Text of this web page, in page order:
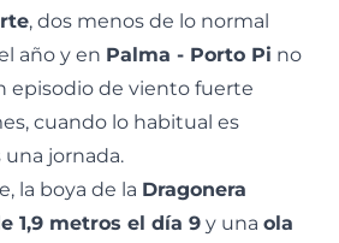
, dos menos de lo normal
año y en Palma - Porto Pi no
episodio de viento fuerte
cuando lo habitual es
jornada.
la boya de la Dragonera
1,9 metros el día 9 y una ola